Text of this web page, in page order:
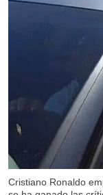
Cristiano Ronaldo